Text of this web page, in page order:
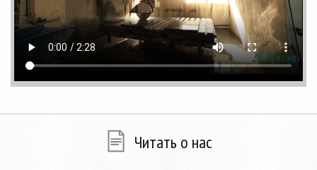
Читать о нас